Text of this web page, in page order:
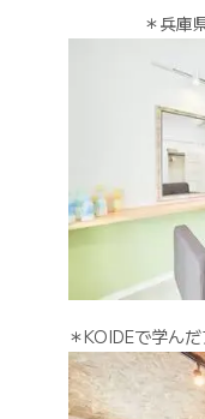
＊兵庫
＊KOIDEで学ん